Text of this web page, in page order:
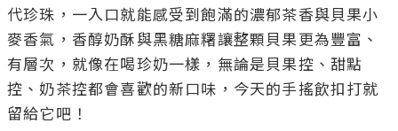
代珍珠，一入口就能感受到飽滿的濃郁茶香與貝果小
麥香氣，香醇奶酥與黑糖麻糬讓整顆貝果更為豐富、
有層次，就像在喝珍奶一樣，無論是貝果控、甜點
控、奶茶控都會喜歡的新口味，今天的手搖飲扣打就
留給它吧！